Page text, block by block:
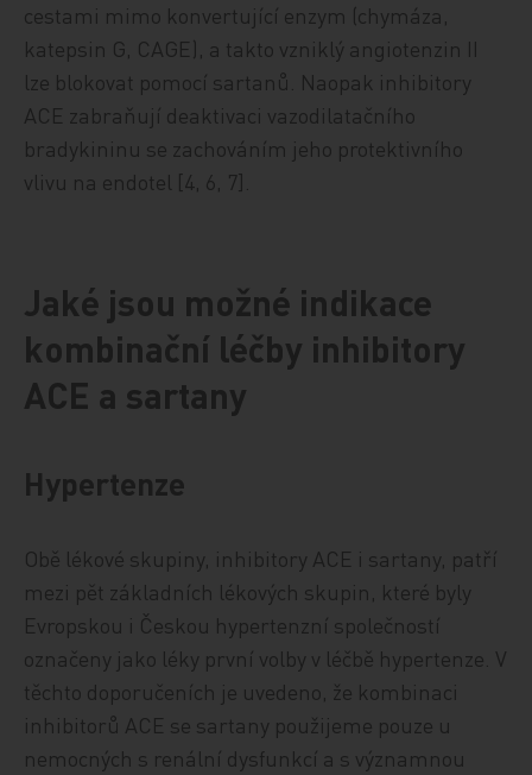
cestami mimo konvertující enzym (chymáza,
katepsin G, CAGE), a takto vzniklý angiotenzin II
lze blokovat pomocí sartanů. Naopak inhibitory
ACE zabraňují deaktivaci vazodilatačního
bradykininu se zachováním jeho protektivního
vlivu na endotel [4, 6, 7].
Jaké jsou možné indikace
kombinační léčby inhibitory
ACE a sartany
Hypertenze
Obě lékové skupiny, inhibitory ACE i sartany, patří
mezi pět základních lékových skupin, které byly
Evropskou i Českou hypertenzní společností
označeny jako léky první volby v léčbě hypertenze. V
těchto doporučeních je uvedeno, že kombinaci
inhibitorů ACE se sartany použijeme pouze u
nemocných s renální dysfunkcí a s významnou